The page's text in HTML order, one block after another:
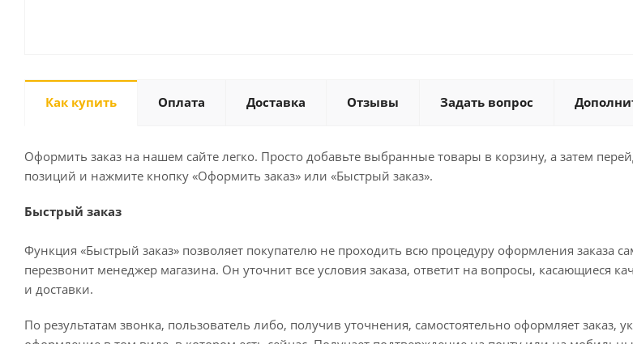
Как купить Оплата Доставка Отзывы Задать вопрос
Оформить заказ на нашем сайте легко. Просто добавьте выбранные товары в корзину, а затем
позиций и нажмите кнопку «Оформить заказ» или «Быстрый заказ».
Быстрый заказ
Функция «Быстрый заказ» позволяет покупателю не проходить всю процедуру оформления заказа
перезвонит менеджер магазина. Он уточнит все условия заказа, ответит на вопросы, касающиеся
и доставки.
По результатам звонка, пользователь либо, получив уточнения, самостоятельно оформляет